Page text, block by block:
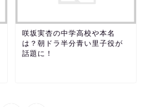
咲坂実杏の中学高校や本名
は？朝ドラ半分青い里子役が
話題に！